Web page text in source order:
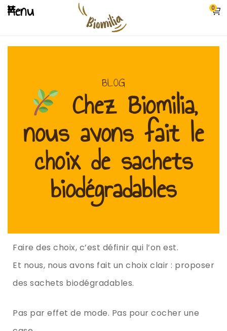
Menu 0
BLOG
Chez Biomilia,
nous avons fait le
choix de sachets
biodégradables
Faire des choix, c’est définir qui l’on est.
Et nous, nous avons fait un choix clair : proposer
des sachets biodégradables.
Pas par effet de mode. Pas pour cocher une